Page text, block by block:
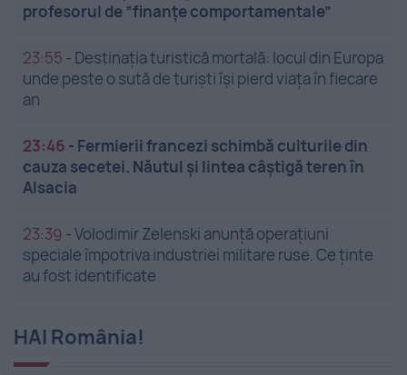
profesorul de ”finanțe comportamentale”
23:55 - Destinația turistică mortală: locul din Europa
unde peste o sută de turiști își pierd viața în fiecare
an
23:46 - Fermierii francezi schimbă culturile din
cauza secetei. Năutul și lintea câștigă teren în
Alsacia
23:39 -Volodimir Zelenski anunță operațiuni
speciale împotriva industriei militare ruse. Ce ținte
au fost identificate
HAI România!